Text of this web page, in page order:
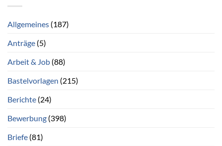
Allgemeines (187)
Anträge (5)
Arbeit & Job (88)
Bastelvorlagen (215)
Berichte (24)
Bewerbung (398)
Briefe (81)